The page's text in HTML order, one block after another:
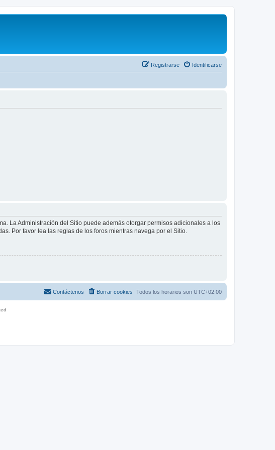
Identificarse
Registrarse
La Administración del Sitio puede además otorgar permisos adicionales a los
Por favor lea las reglas de los foros mientras navega por el Sitio.
Todos los horarios son UTC+02:00
Borrar cookies
Contáctenos